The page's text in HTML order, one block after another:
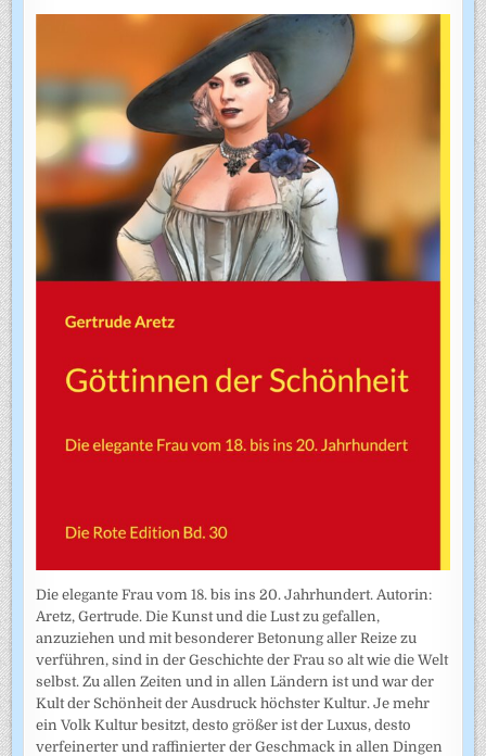
Die elegante Frau vom 18. bis ins 20. Jahrhundert. Autorin:
Aretz, Gertrude. Die Kunst und die Lust zu gefallen,
anzuziehen und mit besonderer Betonung aller Reize zu
verführen, sind in der Geschichte der Frau so alt wie die Welt
selbst. Zu allen Zeiten und in allen Ländern ist und war der
Kult der Schönheit der Ausdruck höchster Kultur. Je mehr
ein Volk Kultur besitzt, desto größer ist der Luxus, desto
verfeinerter und raffinierter der Geschmack in allen Dingen